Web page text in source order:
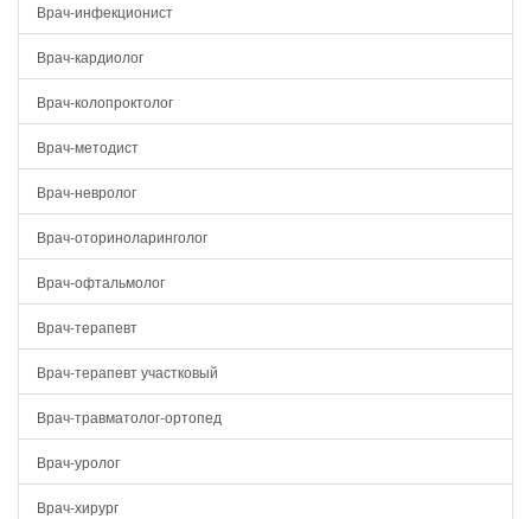
Врач-инфекционист
Врач-кардиолог
Врач-колопроктолог
Врач-методист
Врач-невролог
Врач-оториноларинголог
Врач-офтальмолог
Врач-терапевт
Врач-терапевт участковый
Врач-травматолог-ортопед
Врач-уролог
Врач-хирург